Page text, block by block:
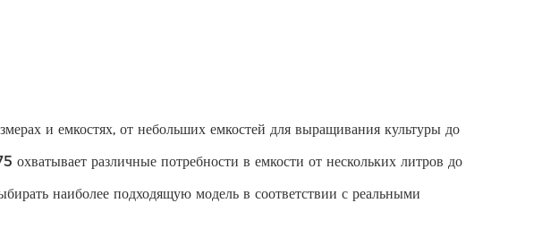
и емкостях, от небольших емкостей для выращивания культуры до
охватывает различные потребности в емкости от нескольких литров до
наиболее подходящую модель в соответствии с реальными